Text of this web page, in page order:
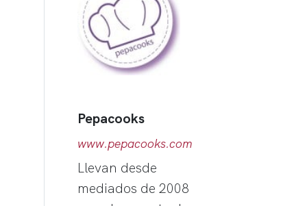
Pepacooks
www.pepacooks.com
Llevan desde
mediados de 2008